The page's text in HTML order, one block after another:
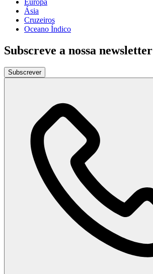
Ásia
Cruzeiros
Oceano Índico
Subscreve a nossa newsletter
Subscrever